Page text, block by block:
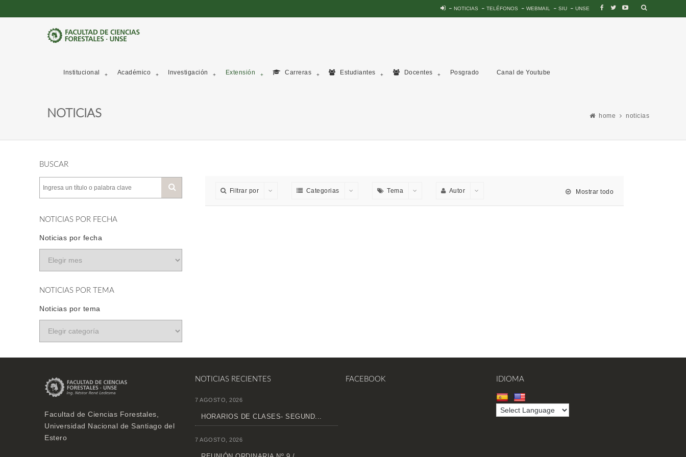
NOTICIAS TELÉFONOS WEBMAIL SIU UNSE
Institucional Académico Investigación Extensión Carreras Estudiantes Docentes Posgrado Canal de Youtube
NOTICIAS home noticias
BUSCAR
NOTICIAS POR FECHA
Noticias por fecha
NOTICIAS POR TEMA
Noticias por tema
Filtrar por Categorias Tema Autor Mostrar todo
Facultad de Ciencias Forestales,
Universidad Nacional de Santiago del
Estero
NOTICIAS RECIENTES
7 AGOSTO, 2026
HORARIOS DE CLASES- SEGUND...
7 AGOSTO, 2026
FACEBOOK IDIOMA